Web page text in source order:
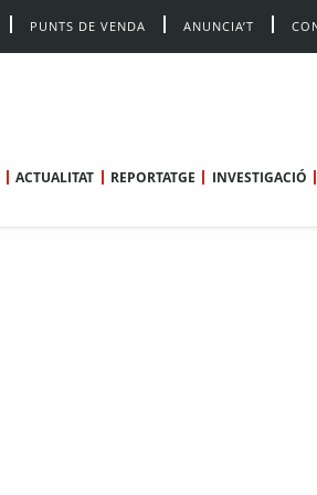
PUNTS DE VENDA ANUNCIA’T
ACTUALITAT REPORTATGE INVESTIGACIÓ